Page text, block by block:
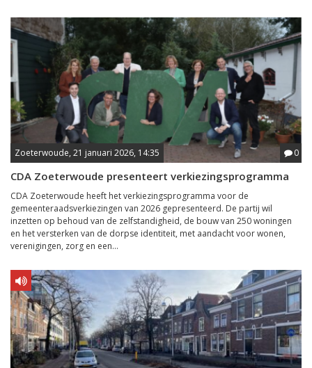
Zoeterwoude, 21 januari 2026, 14:35 0
CDA Zoeterwoude presenteert verkiezingsprogramma
CDA Zoeterwoude heeft het verkiezingsprogramma voor de
gemeenteraadsverkiezingen van 2026 gepresenteerd. De partij wil
inzetten op behoud van de zelfstandigheid, de bouw van 250 woningen
en het versterken van de dorpse identiteit, met aandacht voor wonen,
verenigingen, zorg en een...